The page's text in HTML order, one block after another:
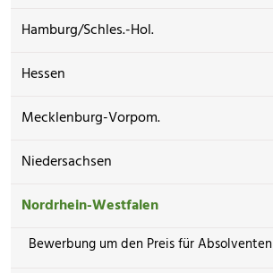
Hamburg/Schles.-Hol.
Hessen
Mecklenburg-Vorpom.
Niedersachsen
Nordrhein-Westfalen
Bewerbung um den Preis für Absolventen